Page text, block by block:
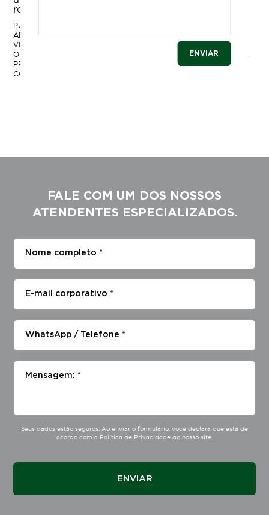
responsabilidade …
PUBLICADO EM
APROVAÇÃO VISTORIA,AVCB,AVCB BOMBEIROS,EDIFICAÇÃO
VISTORIA
LAUDO IMÓVEL LEGISLAÇÃO
OBTENÇÃO DE AVCB
PROCEDIMENTO INCÊNDIO EDIFICAÇÕES ,
PROTEÇÃO CONTRA INCÊNDIO EM EDIFICAÇÕES,VISTORIA DO
CORPO DE BOMBEIROS
FALE COM UM DOS NOSSOS
ATENDENTES ESPECIALIZADOS.
Nome completo *
E-mail corporativo *
WhatsApp / Telefone *
Mensagem: *
Seus dados estão seguros. Ao enviar o formulário, você declara que está de
acordo com a Política de Privacidade do nosso site.